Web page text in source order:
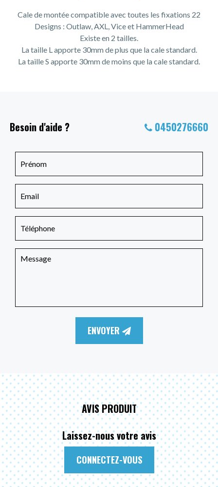
Cale de montée compatible avec toutes les fixations 22
Designs : Outlaw, AXL, Vice et HammerHead
Existe en 2 tailles.
La taille L apporte 30mm de plus que la cale standard.
La taille S apporte 30mm de moins que la cale standard.
Besoin d'aide ? 0450276660
ENVOYER
AVIS PRODUIT
Laissez-nous votre avis
CONNECTEZ-VOUS